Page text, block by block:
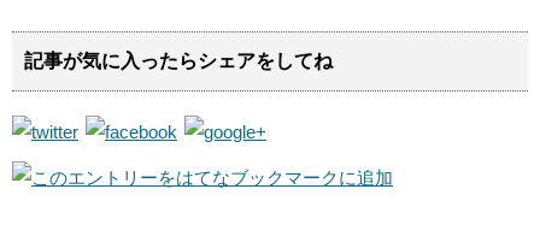
記事が気に入ったらシェアをしてね